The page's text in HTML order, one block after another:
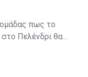
πως το
Πελένδρι θα